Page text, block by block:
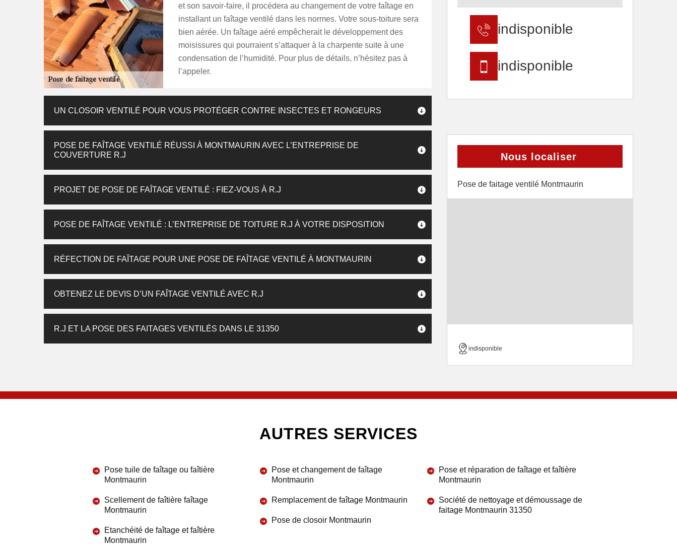
et son savoir-faire, il procédera au changement de votre faîtage en
installant un faîtage ventilé dans les normes. Votre sous-toiture sera
bien aérée. Un faîtage aéré empêcherait le développement des
moisissures qui pourraient s’attaquer à la charpente suite à une
condensation de l’humidité. Pour plus de détails, n’hésitez pas à
l’appeler.
UN CLOSOIR VENTILÉ POUR VOUS PROTÉGER CONTRE INSECTES ET RONGEURS
POSE DE FAÎTAGE VENTILÉ RÉUSSI À MONTMAURIN AVEC L’ENTREPRISE DE
COUVERTURE R.J
PROJET DE POSE DE FAÎTAGE VENTILÉ : FIEZ-VOUS À R.J
POSE DE FAÎTAGE VENTILÉ : L’ENTREPRISE DE TOITURE R.J À VOTRE DISPOSITION
RÉFECTION DE FAÎTAGE POUR UNE POSE DE FAÎTAGE VENTILÉ À MONTMAURIN
OBTENEZ LE DEVIS D’UN FAÎTAGE VENTILÉ AVEC R.J
R.J ET LA POSE DES FAITAGES VENTILÉS DANS LE 31350
indisponible
indisponible
Nous localiser
Pose de faitage ventilé Montmaurin
indisponible
AUTRES SERVICES
Pose tuile de faîtage ou faîtière
Montmaurin
Scellement de faîtière faîtage
Montmaurin
Etanchéité de faîtage et faîtière
Montmaurin
Pose et changement de faîtage
Montmaurin
Remplacement de faîtage Montmaurin
Pose de closoir Montmaurin
Pose et réparation de faîtage et faîtière
Montmaurin
Société de nettoyage et démoussage de
faitage Montmaurin 31350